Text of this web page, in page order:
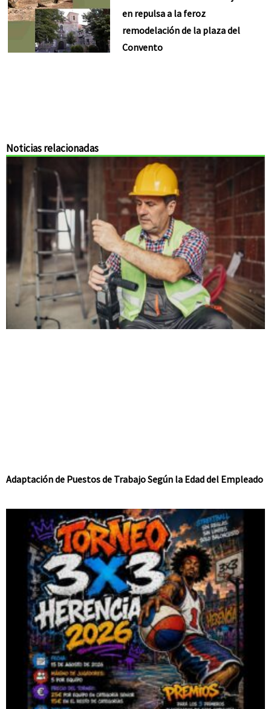
en repulsa a la feroz
remodelación de la plaza del
Convento
Noticias relacionadas
Adaptación de Puestos de Trabajo Según la Edad del Empleado